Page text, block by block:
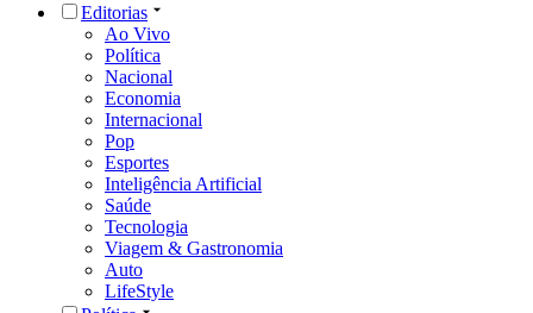
Editorias
Ao Vivo
Política
Nacional
Economia
Internacional
Pop
Esportes
Inteligência Artificial
Saúde
Tecnologia
Viagem & Gastronomia
Auto
LifeStyle